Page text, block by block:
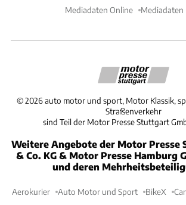
Mediadaten Online Mediadaten
©2026 auto motor und sport, Motor Klassik,
Straßenverkehr
sind Teil der Motor Presse Stuttgart
Weitere Angebote der Motor Presse
& Co. KG & Motor Presse Hamburg
und deren
Aerokurier Auto Motor und Sport BikeX